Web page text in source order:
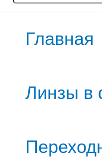
Главная
Линзы в